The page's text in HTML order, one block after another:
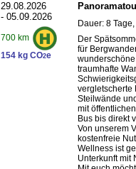
29.08.2026
- 05.09.2026
700 km
154 kg CO2e
Dauer: 8
Der
für
traumhafte
vergletscherte
Steilwände
mit
Bus bis direkt
Von unserem
kostenfreie
Wellness ist
Unterkunft mit